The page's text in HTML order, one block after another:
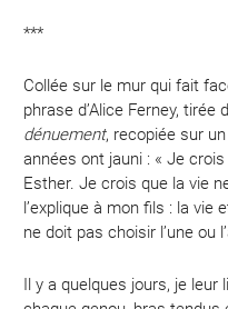
***
Collée sur le mur qui fait
phrase d’Alice Ferney, tirée
dénuement, recopiée sur
années ont jauni : « Je
Esther. Je crois que la vie
l’explique à mon fils : la vie
ne doit pas choisir l’une ou
Il y a quelques jours, je